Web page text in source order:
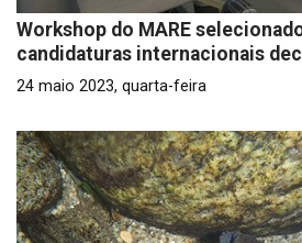
Workshop do MARE
candidaturas internacionais
24 maio 2023, quarta-feira